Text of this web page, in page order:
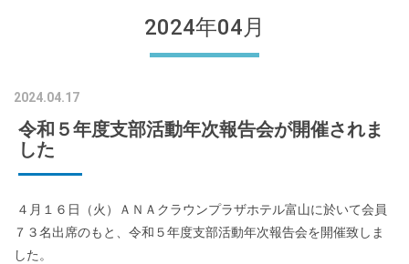
2024年04月
2024.04.17
令和５年度支部活動年次報告会が開催されま
した
４月１６日（火）ＡＮＡクラウンプラザホテル富山に於いて会員
７３名出席のもと、令和５年度支部活動年次報告会を開催致しま
した。